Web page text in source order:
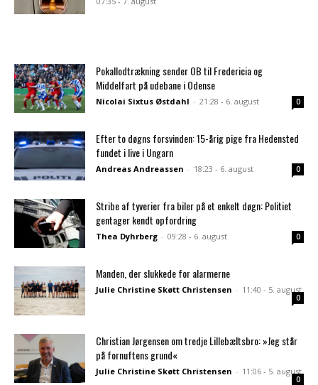
Pokallodtrækning sender OB til Fredericia og
Middelfart på udebane i Odense
Nicolai Sixtus Østdahl - 21:28 - 6. august 0
Efter to døgns forsvinden: 15-årig pige fra Hedensted
fundet i live i Ungarn
Andreas Andreassen - 18:23 - 6. august 0
Stribe af tyverier fra biler på et enkelt døgn: Politiet
gentager kendt opfordring
Thea Dyhrberg - 09:28 - 6. august 0
Manden, der slukkede for alarmerne
Julie Christine Skøtt Christensen - 11:40 - 5. august
0
Christian Jørgensen om tredje Lillebæltsbro: »Jeg står
på fornuftens grund«
Julie Christine Skøtt Christensen - 11:06 - 5. august
0